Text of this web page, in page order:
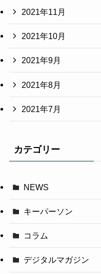
2021年11月
2021年10月
2021年9月
2021年8月
2021年7月
カテゴリー
NEWS
キーパーソン
コラム
デジタルマガジン